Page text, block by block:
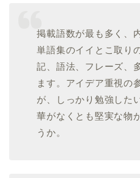
掲載語数が最も多く、
単語集のイイとこ取り
記、語法、フレーズ、
ます。アイデア重視の
が、しっかり勉強した
華がなくとも堅実な物
うか。